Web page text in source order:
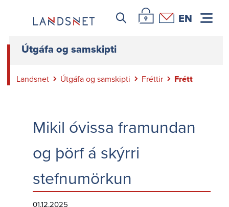
Leitar iconÞjónustuvefur Landsnets
Hafa samband
EN
Útgáfa og samskipti
Landsnet Útgáfa og samskipti Fréttir Frétt
Mikil óvissa framundan
og þörf á skýrri
stefnumörkun
01.12.2025